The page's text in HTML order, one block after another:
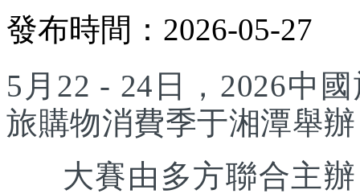
發布時間：2026-05-27
5月22 - 24日，2026中
旅購物消費季于湘潭舉
大賽由多方聯合主辦